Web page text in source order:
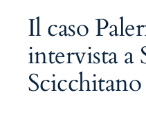
Il caso
intervista a
Scicchitano